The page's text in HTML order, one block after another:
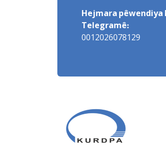
Hejmara pêwendiya
Telegramê:
0012026078129